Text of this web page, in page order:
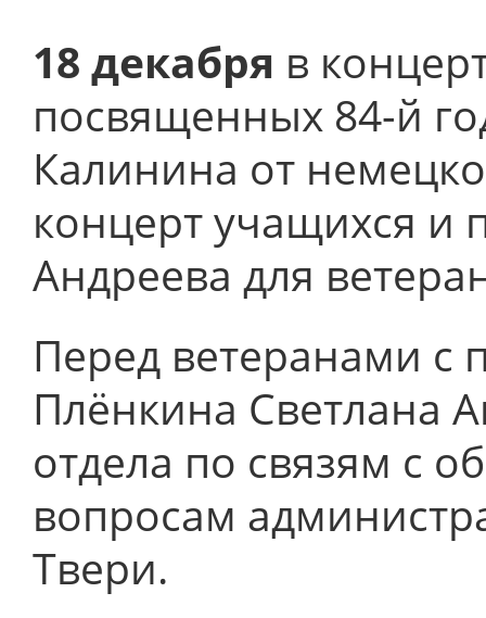
18 декабря в
посвященных 84-й
Калинина от
концерт учащихся
Андреева для
Перед ветеранами с
Плёнкина Светлана
отдела по связям с
вопросам
Твери.